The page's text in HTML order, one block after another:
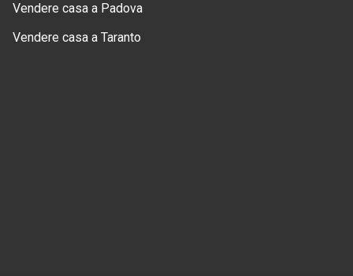
Vendere casa a Padova
Vendere casa a Taranto